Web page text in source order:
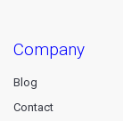
company
Blog
Contact